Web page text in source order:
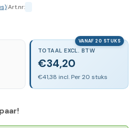
|Art.nr:
VANAF 20 STUKS
TOTAAL EXCL. BTW
€34,20
€41,38 incl. Per 20 stuks